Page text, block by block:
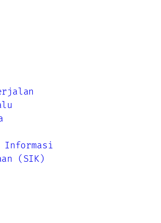
Informasi
(SIK)